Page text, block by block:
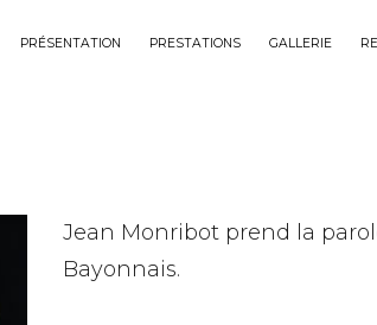
PRÉSENTATION PRESTATIONS GALLERIE
Jean Monribot prend la
Bayonnais.